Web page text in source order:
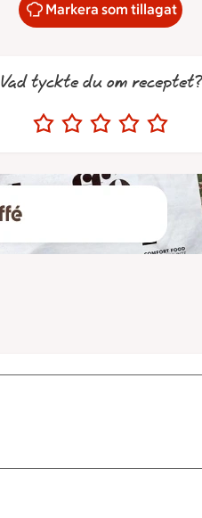
Markera som tillagat
Vad tyckte du om receptet?